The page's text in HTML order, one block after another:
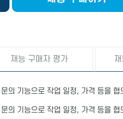
재능 구매자 평가
의 기능으로 작업 일정, 가격 등을
의 기능으로 작업 일정, 가격 등을